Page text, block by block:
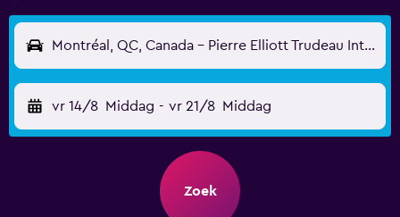
Montréal, QC, Canada - Pierre Elliott Trudeau Internationaal (YUL)
vr 14/8 Middag - vr 21/8 Middag
Zoek